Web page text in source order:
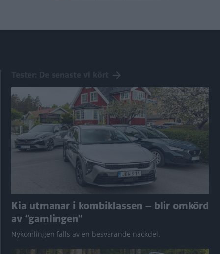
Kia utmanar i kombiklassen – blir omkörd
av ”gamlingen”
Nykomlingen fälls av en besvärande nackdel.